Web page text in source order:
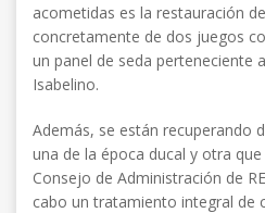
acometidas es la restauración
concretamente de dos juegos
un panel de seda perteneciente
Isabelino.
Además, se están recuperando
una de la época ducal y otra
Consejo de Administración de
cabo un tratamiento integral de